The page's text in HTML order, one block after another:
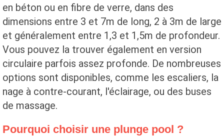
en béton ou en fibre de verre, dans des
dimensions entre 3 et 7m de long, 2 à 3m de large
et généralement entre 1,3 et 1,5m de profondeur.
Vous pouvez la trouver également en version
circulaire parfois assez profonde. De nombreuses
options sont disponibles, comme les escaliers, la
nage à contre-courant, l'éclairage, ou des buses
de massage.
Pourquoi choisir une plunge pool ?